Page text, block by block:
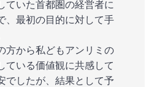
ていた首都圏の経営者に
、最初の目的に対して手
方から私どもアンリミの
ている価値観に共感して
でしたが、結果として予